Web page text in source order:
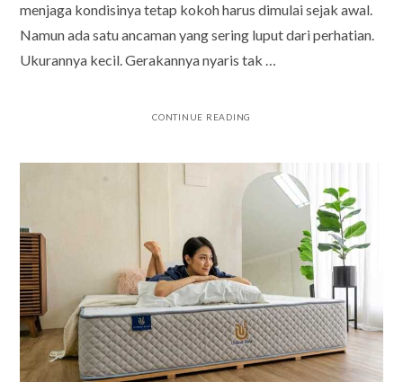
menjaga kondisinya tetap kokoh harus dimulai sejak awal.
Namun ada satu ancaman yang sering luput dari perhatian.
Ukurannya kecil. Gerakannya nyaris tak …
CONTINUE READING